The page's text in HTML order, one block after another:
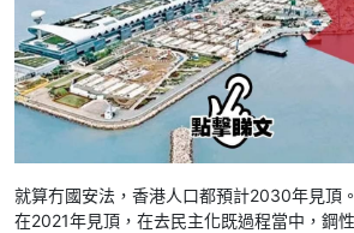
就算冇國安法，香港人口都預計2030年見頂
在2021年見頂，在去民主化既過程當中，鋼